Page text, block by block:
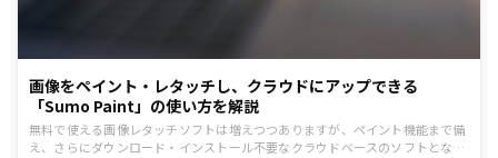
画像をペイント・レタッチし、クラウドにアップできる
「Sumo Paint」の使い方を解説
無料で使える画像レタッチソフトは増えつつありますが、ペイント機能まで備
え、さらにダウンロード・インストール不要なクラウドベースのソフトとなる